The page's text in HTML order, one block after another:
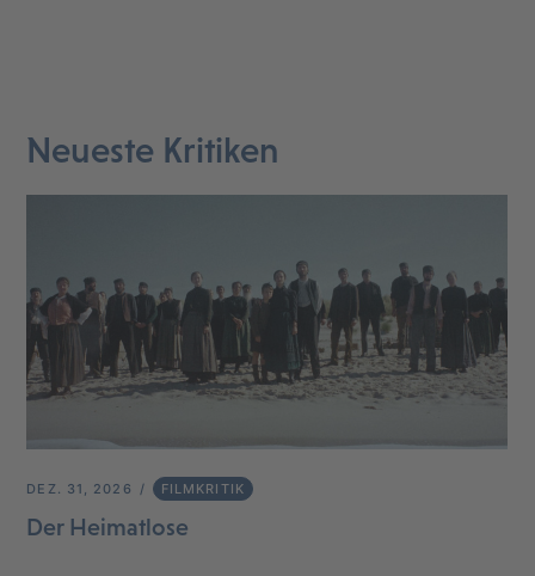
Neueste Kritiken
DEZ. 31, 2026 FILMKRITIK
Der Heimatlose